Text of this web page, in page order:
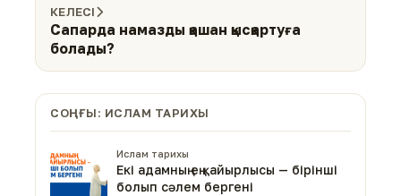
КЕЛЕСІ
Сапарда намазды қашан қысқартуға
болады?
СОҢҒЫ: ИСЛАМ ТАРИХЫ
Ислам тарихы
Екі адамның ең қайырлысы — бірінші
болып сәлем бергені